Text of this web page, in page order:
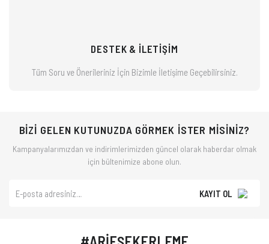
DESTEK & İLETİŞİM
Tüm Soru ve Önerileriniz İçin Bizimleİletişime Geçebilirsiniz.
BİZİ GELEN KUTUNUZDA GÖRMEK İSTER MİSİNİZ?
Kampanyalarımızdan ve indirimlerimizden güncel olarak haberdar olmak
için bültenimize abone olun.
KAYIT OL